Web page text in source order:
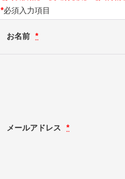
*必須入力項目
お名前 *
メールアドレス *